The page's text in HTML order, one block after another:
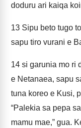
doduru ari kaiqa
13 Sipu beto tugo
sapu tiro vurani e
14 si garunia mo ri
e Netanaea, sapu
tuna koreo e Kusi,
“Palekia sa pepa
mamu mae,” gua.